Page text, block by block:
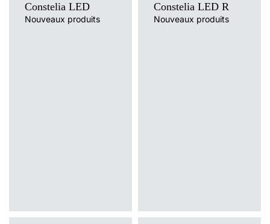
Constelia LED
Nouveaux produits
Constelia LED R
Nouveaux produits